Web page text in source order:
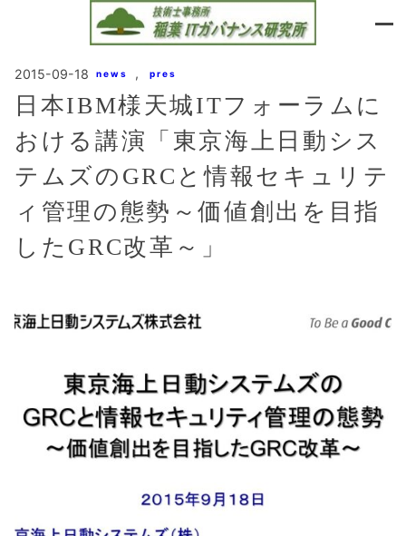
2015-09-18 news , pres
日本IBM様天城ITフォーラムに
おける講演「東京海上日動シス
テムズのGRCと情報セキュリテ
ィ管理の態勢～価値創出を目指
したGRC改革～」